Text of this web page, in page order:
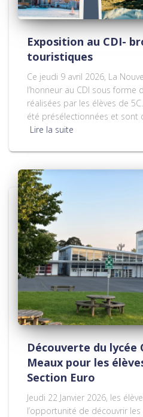
Exposition au CDI-
touristiques
Ce jeudi 9 avril 2026, La
l’honneur au CDI sous
réalisées par les élèves de
été présélectionnées et sont
Lire la suite
Découverte du lycée
Meaux pour les
Section Euro
Jeudi 22 Janvier 2026, les
l’opportunité de découvrir